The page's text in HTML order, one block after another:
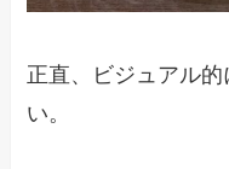
正直、ビジュアル
い。